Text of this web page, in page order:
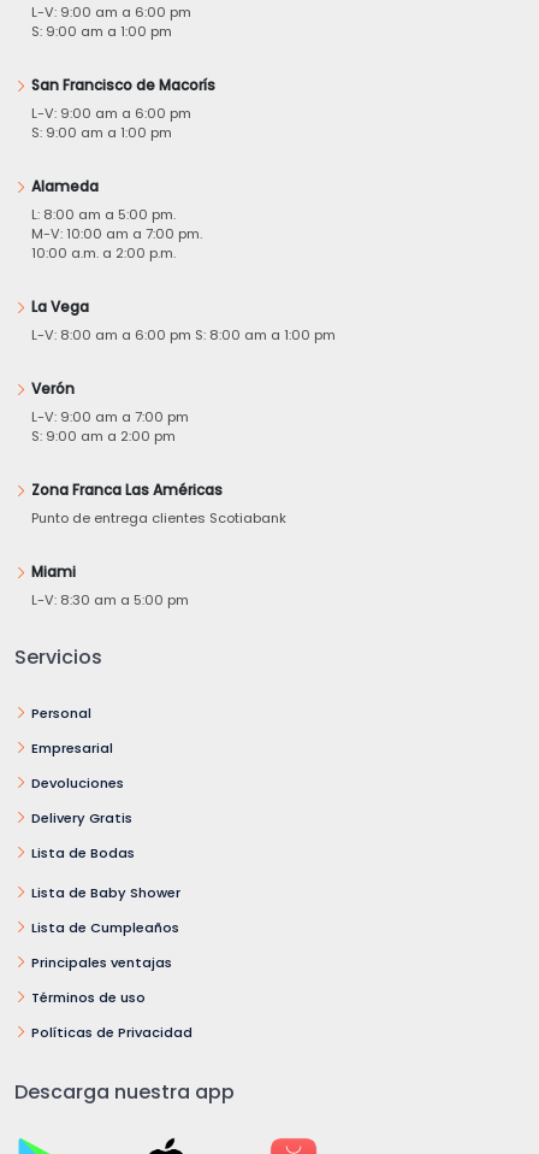
L-V: 9:00 am a 6:00 pm
S: 9:00 am a 1:00 pm
San Francisco de Macorís
L-V: 9:00 am a 6:00 pm
S: 9:00 am a 1:00 pm
Alameda
L: 8:00 am a 5:00 pm.
M-V: 10:00 am a 7:00 pm.
10:00 a.m. a 2:00 p.m.
La Vega
L-V: 8:00 am a 6:00 pm S: 8:00 am a 1:00 pm
Verón
L-V: 9:00 am a 7:00 pm
S: 9:00 am a 2:00 pm
Zona Franca Las Américas
Punto de entrega clientes Scotiabank
Miami
L-V: 8:30 am a 5:00 pm
Servicios
Personal
Empresarial
Devoluciones
Delivery Gratis
Lista de Bodas
Lista de Baby Shower
Lista de Cumpleaños
Principales ventajas
Términos de uso
Políticas de Privacidad
Descarga nuestra app